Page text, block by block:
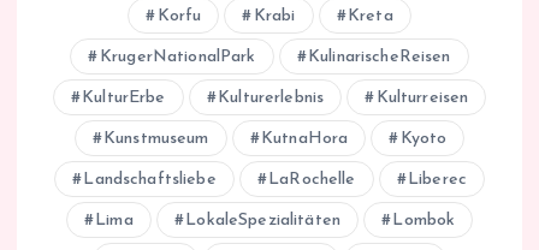
Korfu Krabi Kreta
KrugerNationalPark KulinarischeReisen
KulturErbe Kulturerlebnis Kulturreisen
Kunstmuseum KutnaHora Kyoto
Landschaftsliebe LaRochelle Liberec
Lima LokaleSpezialitäten Lombok